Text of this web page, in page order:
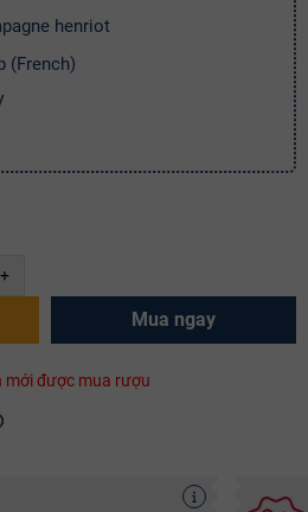
henriot
(French)
+
Mua ngay
mới được mua rượu